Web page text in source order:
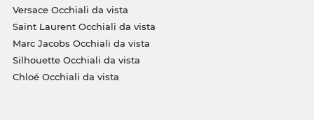
Versace Occhiali da vista
Saint Laurent Occhiali da vista
Marc Jacobs Occhiali da vista
Silhouette Occhiali da vista
Chloé Occhiali da vista